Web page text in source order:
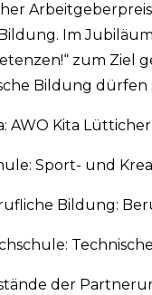
Im
zum Ziel
Bildung dürfen
AWO Kita
Sport- und
Bildung:
der